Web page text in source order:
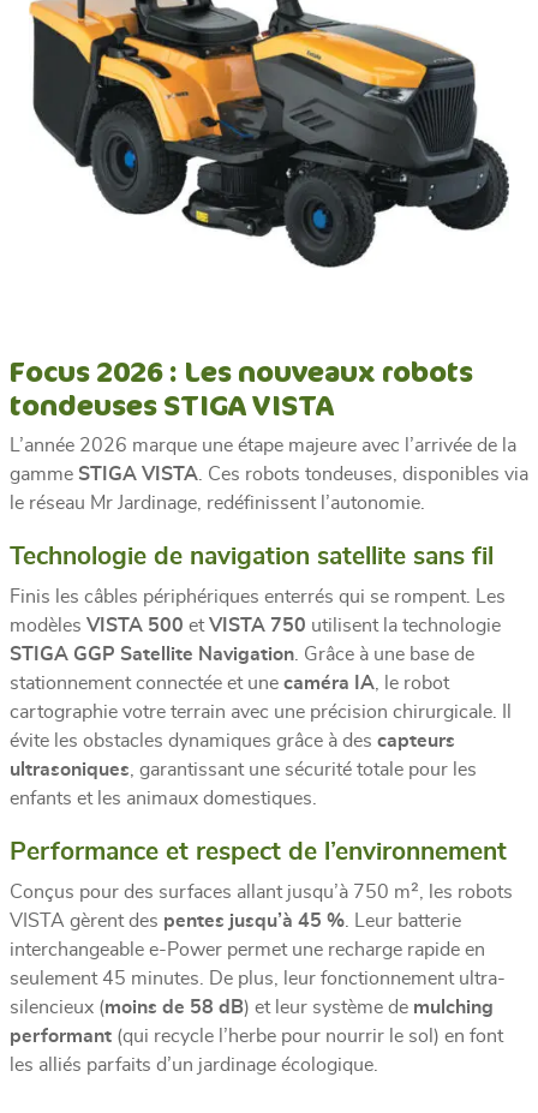
Focus 2026 : Les nouveaux robots
tondeuses STIGA VISTA
L’année 2026 marque une étape majeure avec l’arrivée de la
gamme STIGA VISTA . Ces robots tondeuses, disponibles via
le réseau Mr Jardinage, redéfinissent l’autonomie.
Technologie de navigation satellite sans fil
Finis les câbles périphériques enterrés qui se rompent. Les
modèles VISTA 500 et VISTA 750 utilisent la technologie
STIGA GGP Satellite Navigation . Grâce à une base de
stationnement connectée et une caméra IA , le robot
cartographie votre terrain avec une précision chirurgicale. Il
évite les obstacles dynamiques grâce à des capteurs
ultrasoniques , garantissant une sécurité totale pour les
enfants et les animaux domestiques.
Performance et respect de l’environnement
Conçus pour des surfaces allant jusqu’à 750 m², les robots
VISTA gèrent des pentes jusqu’à 45 % . Leur batterie
interchangeable e-Power permet une recharge rapide en
seulement 45 minutes. De plus, leur fonctionnement ultra-
silencieux (moins de 58 dB) et leur système de mulching
performant (qui recycle l’herbe pour nourrir le sol) en font
les alliés parfaits d’un jardinage écologique.